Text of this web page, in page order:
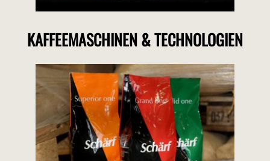
KAFFEEMASCHINEN & TECHNOLOGIEN